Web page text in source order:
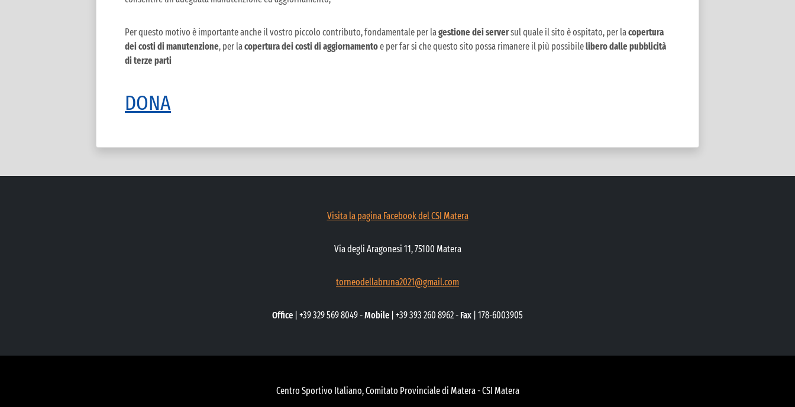
Per questo motivo è importante anche il vostro piccolo contributo, fondamentale per lagestione dei serversul quale il sito è ospitato, per lacopertura
dei costi di manutenzione, per lacopertura dei costi di aggiornamentoe per far si che questo sito possa rimanere il più possibilelibero dalle pubblicità
di terze parti
DONA
Visita la pagina Facebook del CSI Matera
Via degli Aragonesi 11, 75100 Matera
torneodellabruna2021@gmail.com
Office | +39 329 569 8049 -Mobile | +39 393 260 8962 - Fax | 178-6003905
Centro Sportivo Italiano, Comitato Provinciale di Matera - CSI Matera